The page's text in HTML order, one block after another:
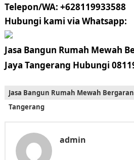
Telepon/WA: +628119933588
Hubungi kami via Whatsapp:
Jasa Bangun Rumah Mewah
Jaya Tangerang Hubungi
Jasa Bangun Rumah Mewah
Tangerang
admin